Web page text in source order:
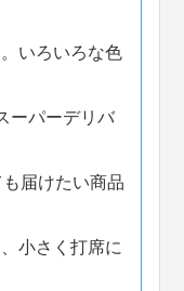
いろいろな色
ーパーデリバ
届けたい商品
小さく打席に